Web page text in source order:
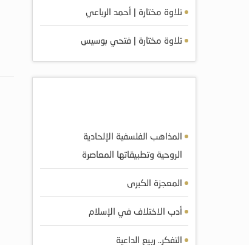
تلاوة مختارة | أحمد الرباعي
تلاوة مختارة | فتحي بوسيس
المذاهب الفلسفية الإلحادية
الروحية وتطبيقاتها المعاصرة
المعجزة الكبرى
أدب الاختلاف في الإسلام
التفكر.. ربيع الداعية